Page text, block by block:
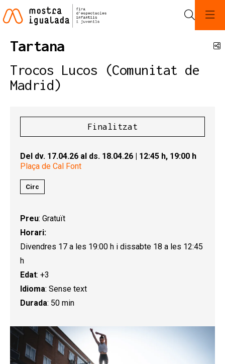
Tartana
Trocos Lucos (Comunitat de
Madrid)
Finalitzat
Del dv. 17.04.26 al ds. 18.04.26 | 12:45 h, 19:00 h
Plaça de Cal Font
Circ
Preu: Gratuït
Horari:
Divendres 17 a les 19:00 h i dissabte 18 a les 12:45
h
Edat: +3
Idioma: Sense text
Durada: 50 min